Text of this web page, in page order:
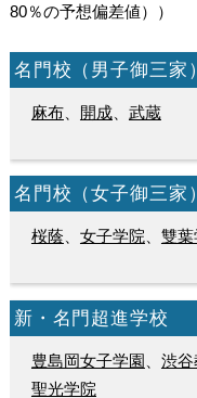
80％の予想偏差値））
名門校（男子御三家）
麻布、 開成、 武蔵
名門校（女子御三家）
桜蔭、 女子学院、 雙葉
新・名門超進学校
豊島岡女子学園 渋
聖光学院